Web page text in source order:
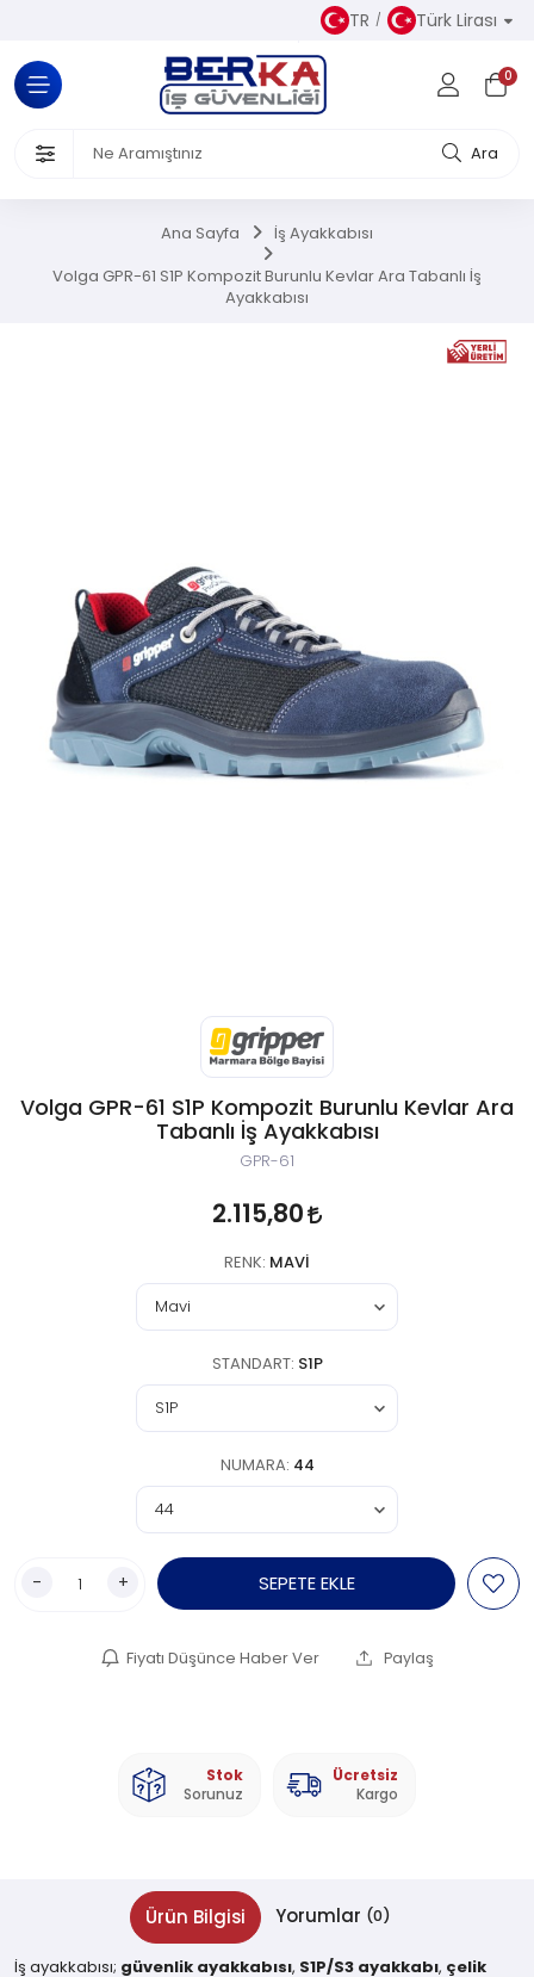
TR Türk Lirası
0
Ara
Kıyafetler
Ürünleri
Ana Sayfa İş Ayakkabısı
Volga GPR-61 S1P Kompozit Burunlu Kevlar Ara Tabanlı İş
Ayakkabısı
Volga GPR-61 S1P Kompozit Burunlu Kevlar Ara
Tabanlı İş Ayakkabısı
GPR-61
2.115,80
RENK: MAVI
STANDART: S1P
NUMARA: 44
- + SEPETE EKLE
Fiyatı Düşünce Haber Ver Paylaş
Stok
Sorunuz
Ücretsiz
Kargo
Ürün Bilgisi Yorumlar (0)
İş ayakkabısı; güvenlik ayakkabısı, S1P/S3 ayakkabı, çelik